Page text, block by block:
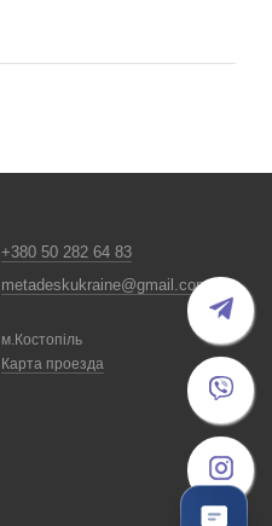
+380 50 282 64 83
metadeskukraine@gmail.com
м.Костопіль
Карта проезда